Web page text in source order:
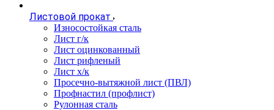
Листовой прокат
Износостойкая сталь
Лист г/к
Лист оцинкованный
Лист рифленый
Лист х/к
Просечно-вытяжной лист (ПВЛ)
Профнастил (профлист)
Рулонная сталь